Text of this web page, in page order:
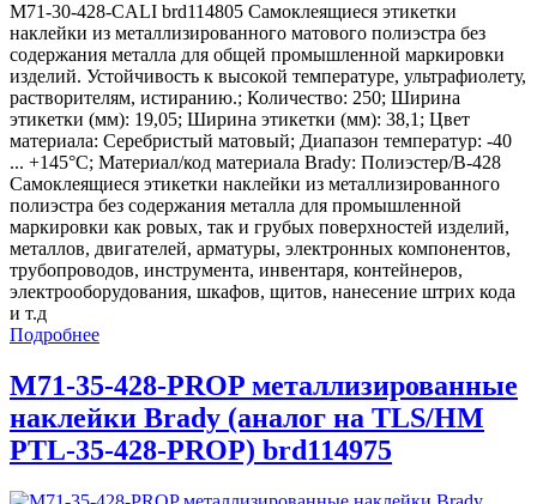
M71-30-428-CALI brd114805 Самоклеящиеся этикетки
наклейки из металлизированного матового полиэстра без
содержания металла для общей промышленной маркировки
изделий. Устойчивость к высокой температуре, ультрафиолету,
растворителям, истиранию.; Количество: 250; Ширина
этикетки (мм): 19,05; Ширина этикетки (мм): 38,1; Цвет
материала: Серебристый матовый; Диапазон температур: -40
... +145°С; Материал/код материала Brady: Полиэстер/В-428
Самоклеящиеся этикетки наклейки из металлизированного
полиэстра без содержания металла для промышленной
маркировки как ровых, так и грубых поверхностей изделий,
металлов, двигателей, арматуры, электронных компонентов,
трубопроводов, инструмента, инвентаря, контейнеров,
электрооборудования, шкафов, щитов, нанесение штрих кода
и т.д
Подробнее
M71-35-428-PROP металлизированные
наклейки Brady (аналог на TLS/HM
PTL-35-428-PROP) brd114975